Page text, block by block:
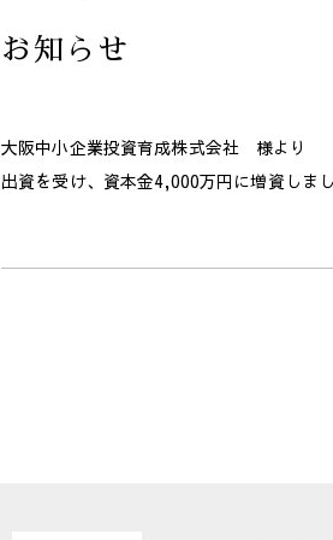
お知らせ
大阪中小企業投資育成株式会社 様より
出資を受け、資本金4,000万円に増資しまし